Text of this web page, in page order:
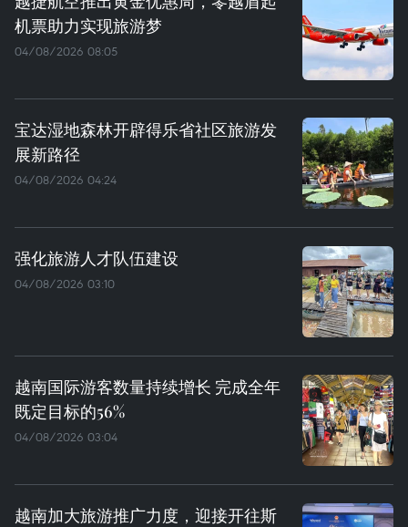
机票助力实现旅游梦
04/08/2026 08:05
宝达湿地森林开辟得乐省社区旅游发
展新路径
04/08/2026 04:24
强化旅游人才队伍建设
04/08/2026 03:10
越南国际游客数量持续增长 完成全年
既定目标的56%
04/08/2026 03:04
越南加大旅游推广力度，迎接开往斯